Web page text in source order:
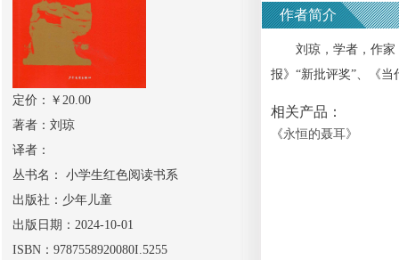
定价：￥ 20.00
著者： 刘琼
译者：
丛书名： 小学生红色阅读书系
出版社： 少年儿童
出版日期： 2024-10-01
ISBN： 9787558920080I.5255
作者简介
刘琼，学者，作家，
报》“新批评奖”、《
相关产品：
《永恒的聂耳》